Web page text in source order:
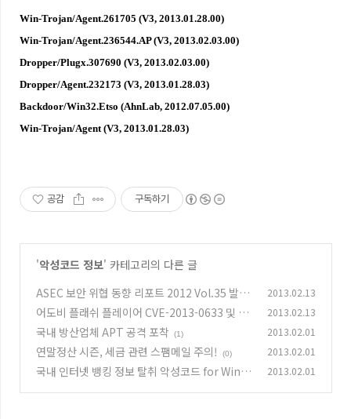
Win-Trojan/Agent.261705 (V3, 2013.01.28.00)
Win-Trojan/Agent.236544.AP (V3, 2013.02.03.00)
Dropper/Plugx.307690 (V3, 2013.02.03.00)
Dropper/Agent.232173 (V3, 2013.01.28.03)
Backdoor/Win32.Etso (AhnLab, 2012.07.05.00)
Win-Trojan/Agent (V3, 2013.01.28.03)
공감 구독하기
'악성코드 정보' 카테고리의 다른 글
ASEC 보안 위협 동향 리포트 2012 Vol.35 발간
(0)
2013.02.13
어도비 플래쉬 플레이어 CVE-2013-0633 및 CV
E-2013-0634 취약점 악용 (0)
2013.02.13
국내 방산업체 APT 공격 포착 (1) 2013.02.01
연말정산 시즌, 세금 관련 스팸메일 주의! (0) 2013.02.01
국내 인터넷 뱅킹 정보 탈취 악성코드 for Wind
2013.02.01